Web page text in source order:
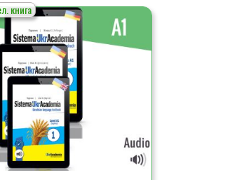
книга